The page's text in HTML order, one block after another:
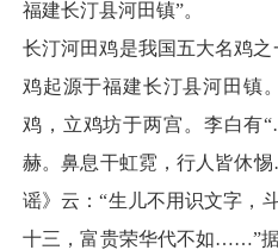
福建长汀县河田镇”。
长汀河田鸡是我国五大名鸡
鸡起源于福建长汀县河田镇
鸡，立鸡坊于两宫。李白
赫。鼻息干虹霓，行人皆休
谣》云：“生儿不用识文字，
十三，富贵荣华代不如……”